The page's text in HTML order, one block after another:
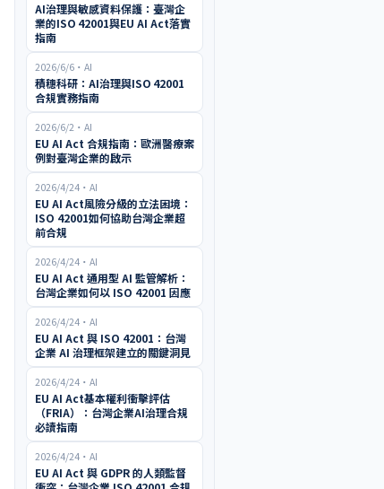
AI治理與敏感資料保護：臺灣企
業的ISO 42001與EU AI Act落實
指南
2026/6/6 ・ AI
積穗科研：AI治理與ISO 42001
合規實務指南
2026/6/2 ・ AI
EU AI Act 合規指南：歐洲醫療案
例對臺灣企業的啟示
2026/4/24 ・ AI
EU AI Act風險分級的立法困境：
ISO 42001如何協助台灣企業超
前合規
2026/4/24 ・ AI
EU AI Act 通用型 AI 監管解析：
台灣企業如何以 ISO 42001 因應
2026/4/24 ・ AI
EU AI Act 與 ISO 42001：台灣
企業 AI 治理框架建立的關鍵洞見
2026/4/24 ・ AI
EU AI Act基本權利衝擊評估
（FRIA）：台灣企業AI治理合規
必讀指南
2026/4/24 ・ AI
EU AI Act 與 GDPR 的人類監督